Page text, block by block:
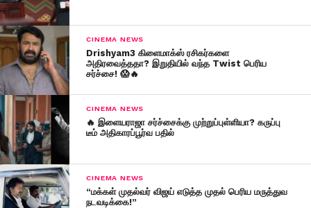
CINEMA NEWS
Drishyam3 கிளைமாக்ஸ் ரசிகர்களை
அதிரவைத்ததா? இறுதியில் வந்த Twist பெரிய
சர்ச்சை! 😱🔥
CINEMA NEWS
🔥 இளையராஜா சர்ச்சைக்கு முற்றுப்புள்ளியா? கருப்பு
டீம் அதிகாரப்பூர்வ பதில்
CINEMA NEWS
“மக்கள் முதல்வர் விஜய் எடுத்த முதல் பெரிய மருத்துவ
நடவடிக்கை!”